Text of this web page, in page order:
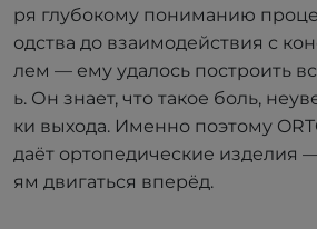
ря глубокому пониманию
одства до взаимодействия с
лем — ему удалось построить
ь. Он знает, что такое боль,
ки выхода. Именно поэтому
даёт ортопедические изделия
ям двигаться вперёд.